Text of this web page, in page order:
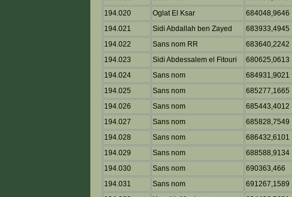
194.020
Oglat El Ksar 684048,9646
194.021
Sidi Abdallah ben Zayed 683933,4945
194.022
Sans nom RR 683640,2242
194.023
Sidi Abdessalem el Fitouri 680625,0613
194.024
Sans nom 684931,9021
194.025
Sans nom 685277,1665
194.026
Sans nom 685443,4012
194.027
Sans nom 685828,7549
194.028
Sans nom 686432,6101
194.029
Sans nom 688588,9134
194.030
Sans nom 690363,466
194.031
Sans nom 691267,1589